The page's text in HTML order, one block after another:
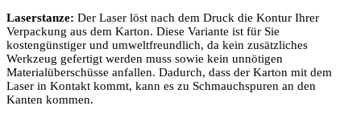
Laserstanze: Der Laser löst nach dem Druck die Kontur Ihrer
Verpackung aus dem Karton. Diese Variante ist für Sie
kostengünstiger und umweltfreundlich, da kein zusätzliches
Werkzeug gefertigt werden muss sowie kein unnötigen
Materialüberschüsse anfallen. Dadurch, dass der Karton mit dem
Laser in Kontakt kommt, kann es zu Schmauchspuren an den
Kanten kommen.